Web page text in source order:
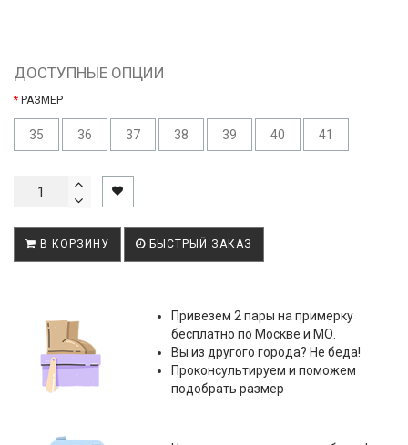
ДОСТУПНЫЕ ОПЦИИ
РАЗМЕР
35 36 37 38 39 40 41
В КОРЗИНУ БЫСТРЫЙ ЗАКАЗ
Привезем 2 пары на примерку
бесплатно по Москве и МО.
Вы из другого города? Не беда!
Проконсультируем и поможем
подобрать размер